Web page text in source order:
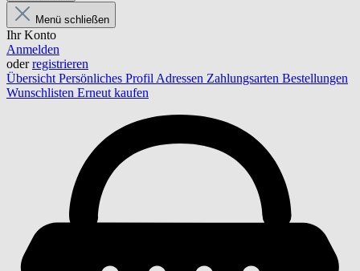
Menü schließen
Ihr Konto
Anmelden
oderregistrieren
Übersicht Persönliches Profil Adressen Zahlungsarten Bestellungen
Wunschlisten Erneut kaufen